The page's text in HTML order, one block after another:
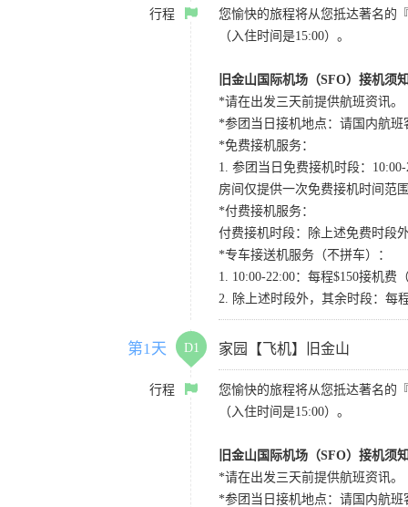
行程
您愉快的旅程将从您抵达著名的
（入住时间是15:00）。
旧金山国际机场（SFO）接机须
*请在出发三天前提供航班资讯。
*参团当日接机地点：请国内航班
*免费接机服务：
1. 参团当日免费接机时段：
房间仅提供一次免费接机时间范
*付费接机服务：
付费接机时段：除上述免费时段
*专车接送机服务（不拼车）：
1. 10:00-22:00：每程$150接机
2. 除上述时段外，其余时段：每
第1天 D1 家园【飞机】旧金山
行程
您愉快的旅程将从您抵达著名的
（入住时间是15:00）。
旧金山国际机场（SFO）接机须
*请在出发三天前提供航班资讯。
*参团当日接机地点：请国内航班